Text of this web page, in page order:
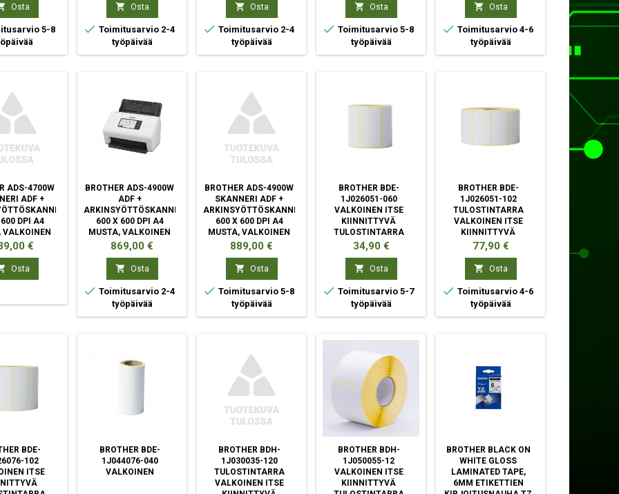
Osta
5-8
 Osta
 Toimitusarvio 2-4
työpäivää
 Osta
 Toimitusarvio 2-4
työpäivää
 Osta
 Toimitusarvio 5-8
työpäivää
 Osta
 Toimitusarvio 4-6
työpäivää
ADS-4700W
ADF +
DPI A4
VALKOINEN
€
Osta
BROTHER ADS-4900W
ADF +
ARKINSYÖTTÖSKANNERI
600 X 600 DPI A4
MUSTA, VALKOINEN
Hinta
869,00 €
 Osta
 Toimitusarvio 2-4
työpäivää
BROTHER ADS-4900W
SKANNERI ADF +
ARKINSYÖTTÖSKANNERI
600 X 600 DPI A4
MUSTA, VALKOINEN
Hinta
889,00 €
 Osta
 Toimitusarvio 5-8
työpäivää
BROTHER BDE-
1J026051-060
VALKOINEN ITSE
KIINNITTYVÄ
TULOSTINTARRA
Hinta
34,90 €
 Osta
 Toimitusarvio 5-7
työpäivää
BROTHER BDE-
1J026051-102
TULOSTINTARRA
VALKOINEN ITSE
KIINNITTYVÄ
TULOSTINTARRA
Hinta
77,90 €
 Osta
 Toimitusarvio 4-6
työpäivää
BDE-
102
ITSE
BROTHER BDE-
1J044076-040
VALKOINEN
BROTHER BDH-
1J030035-120
TULOSTINTARRA
VALKOINEN ITSE
BROTHER BDH-
1J050055-12
VALKOINEN ITSE
KIINNITTYVÄ
BROTHER BLACK ON
WHITE GLOSS
LAMINATED TAPE,
6MM ETIKETTIEN